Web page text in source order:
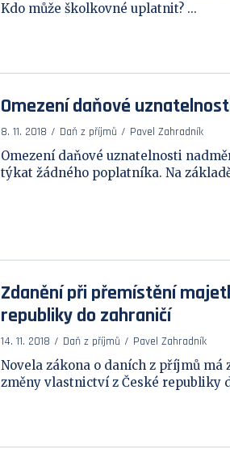
Kdo může školkovné uplatnit? ...
Omezení daňové
8. 11. 2018 Daň z příjmů Pavel Zahradník
Omezení daňové uznatelnosti
týkat žádného poplatníka. Na
Zdanění při přemístění
republiky do zahraničí
14. 11. 2018 Daň z příjmů Pavel Zahradník
Novela zákona o daních z příjmů
změny vlastnictví z České republiky